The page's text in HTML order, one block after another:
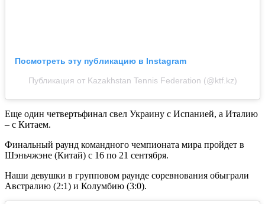
Посмотреть эту публикацию в Instagram
Публикация от Kazakhstan Tennis Federation (@ktf.kz)
Еще один четвертьфинал свел Украину с Испанией, а Италию
– с Китаем.
Финальный раунд командного чемпионата мира пройдет в
Шэньчжэне (Китай) с 16 по 21 сентября.
Наши девушки в групповом раунде соревнования обыграли
Австралию (2:1) и Колумбию (3:0).